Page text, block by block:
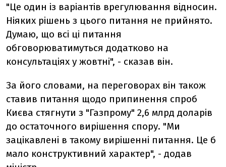
"Це один із варіантів врегулювання відносин.
Ніяких рішень з цього питання не прийнято.
Думаю, що всі ці питання
обговорюватимуться додатково на
консультаціях у жовтні", - сказав він.
За його словами, на переговорах він також
ставив питання щодо припинення спроб
Києва стягнути з "Газпрому" 2,6 млрд доларів
до остаточного вирішення спору. "Ми
зацікавлені в такому вирішенні питання. Це б
мало конструктивний характер", - додав